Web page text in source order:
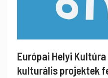
Európai Helyi
kulturális projektek